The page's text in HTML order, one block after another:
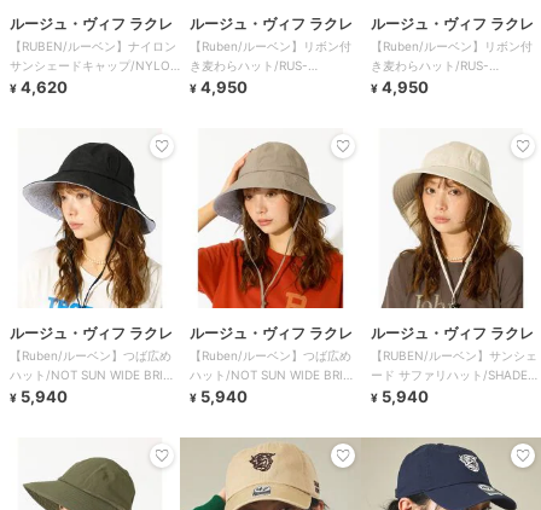
ルージュ・ヴィフ ラクレ
【RUBEN/ルーベン】ナイロン
サンシェードキャップ/NYLON
SHADE C
¥ 4,620
ルージュ・ヴィフ ラクレ
【Ruben/ルーベン】リボン付
き麦わらハット/RUS-
8309【WEB限定】
¥ 4,950
ルージュ・ヴィフ ラクレ
【Ruben/ルーベン】リボン付
き麦わらハット/RUS-
8309【WEB限定】
¥ 4,950
ルージュ・ヴィフ ラクレ
【Ruben/ルーベン】つば広め
ハット/NOT SUN WIDE BRIM
HA
¥ 5,940
ルージュ・ヴィフ ラクレ
【Ruben/ルーベン】つば広め
ハット/NOT SUN WIDE BRIM
HA
¥ 5,940
ルージュ・ヴィフ ラクレ
【RUBEN/ルーベン】サンシェ
ード サファリハット/SHADE
SAFARI
¥ 5,940